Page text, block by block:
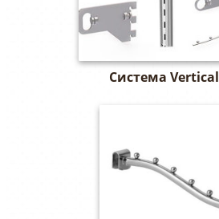
Система Vertical